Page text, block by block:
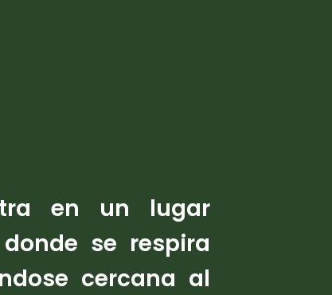
en un lugar
donde se respira
cercana al